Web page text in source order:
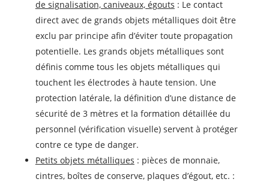
de signalisation, caniveaux, égouts : Le contact
direct avec de grands objets métalliques doit être
exclu par principe afin d’éviter toute propagation
potentielle. Les grands objets métalliques sont
définis comme tous les objets métalliques qui
touchent les électrodes à haute tension. Une
protection latérale, la définition d’une distance de
sécurité de 3 mètres et la formation détaillée du
personnel (vérification visuelle) servent à protéger
contre ce type de danger.
Petits objets métalliques : pièces de monnaie,
cintres, boîtes de conserve, plaques d’égout, etc. :